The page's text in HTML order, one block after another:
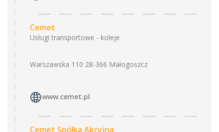
Cemet
Usługi transportowe - koleje
Warszawska 110 28-366 Małogoszcz
www.cemet.pl
Cemet Spółka Akcyjna